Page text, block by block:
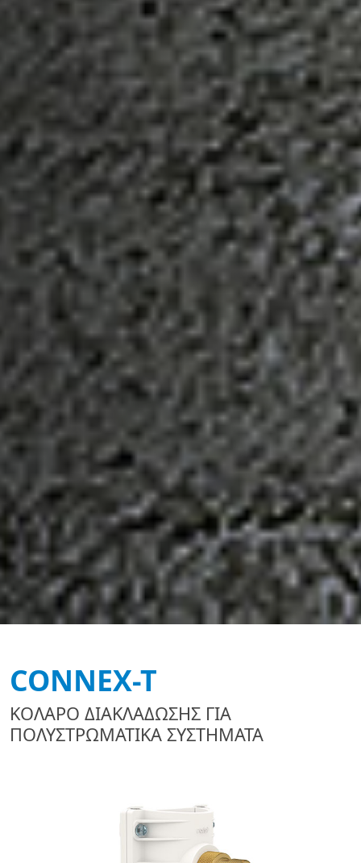
CONNEX-T
ΚΟΛΑΡΟ ΔΙΑΚΛΑΔΩΣΗΣ ΓΙΑ
ΠΟΛΥΣΤΡΩΜΑΤΙΚΑ ΣΥΣΤΗΜΑΤΑ